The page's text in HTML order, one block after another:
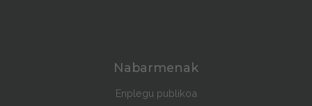
Nabarmenak
Enplegu publikoa